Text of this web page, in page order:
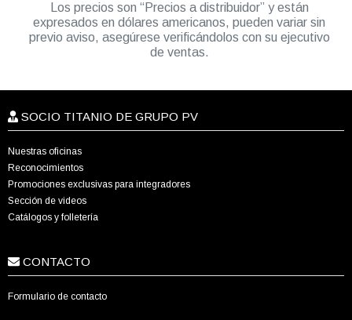
Los precios son “Precios a distribuidor” y están
expresados en dólares americanos, pueden variar sin
previo aviso, asegúrese verificándolos con su ejecutivo
de ventas.
SOCIO TITANIO DE GRUPO PV
Nuestras oficinas
Reconocimientos
Promociones exclusivas para integradores
Sección de videos
Catálogos y folletería
CONTACTO
Formulario de contacto